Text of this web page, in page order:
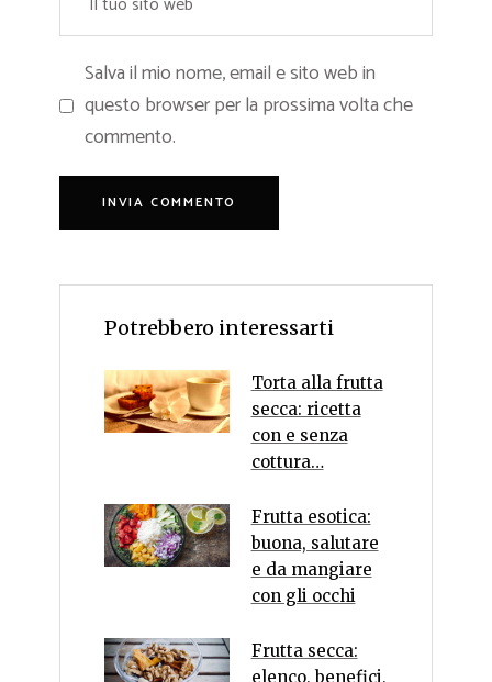
Salva il mio nome, email e sito web in
questo browser per la prossima volta che
commento.
Potrebbero interessarti
Torta alla frutta
secca: ricetta
con e senza
cottura…
Frutta esotica:
buona, salutare
e da mangiare
con gli occhi
Frutta secca:
elenco, benefici,